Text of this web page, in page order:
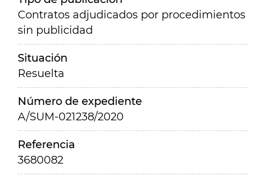
Contratos adjudicados por procedimientos
sin publicidad
Situación
Resuelta
Número de expediente
A/SUM-021238/2020
Referencia
3680082